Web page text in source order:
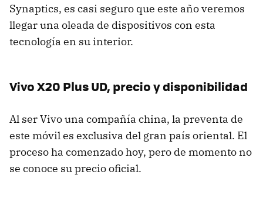
Synaptics, es casi seguro que este año veremos
llegar una oleada de dispositivos con esta
tecnología en su interior.
Vivo X20 Plus UD, precio y disponibilidad
Al ser Vivo una compañía china, la preventa de
este móvil es exclusiva del gran país oriental. El
proceso ha comenzado hoy, pero de momento no
se conoce su precio oficial.